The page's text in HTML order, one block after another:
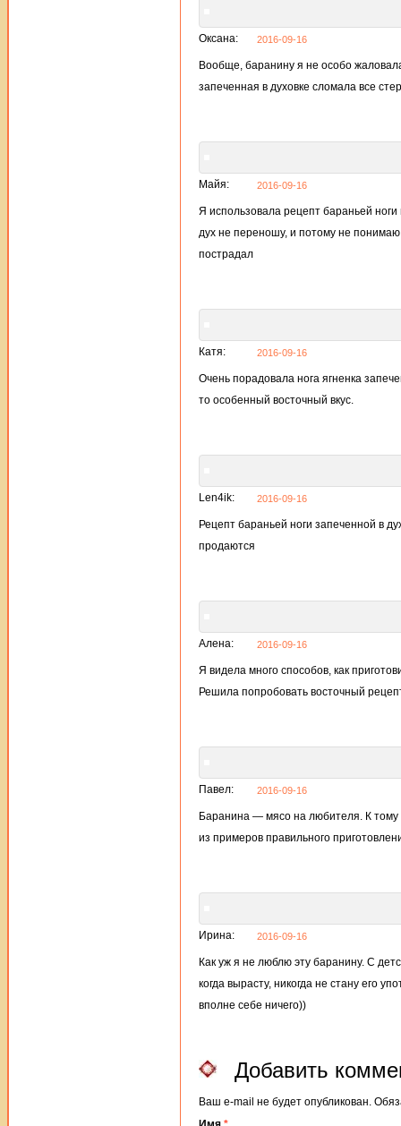
Оксана: 2016-09-16
Вообще, баранину я не особо
запеченная в духовке сломала все
Майя: 2016-09-16
Я использовала рецепт бараньей
дух не переношу, и потому не
пострадал
Катя: 2016-09-16
Очень порадовала нога ягненка
то особенный восточный вкус.
Len4ik: 2016-09-16
Рецепт бараньей ноги запеченной в
продаются
Алена: 2016-09-16
Я видела много способов, как
Решила попробовать восточный
Павел: 2016-09-16
Баранина — мясо на любителя. К тому
из примеров правильного
Ирина: 2016-09-16
Как уж я не люблю эту баранину. С
когда вырасту, никогда не стану его
вполне себе ничего))
Добавить
Ваш e-mail не будет опубликован.